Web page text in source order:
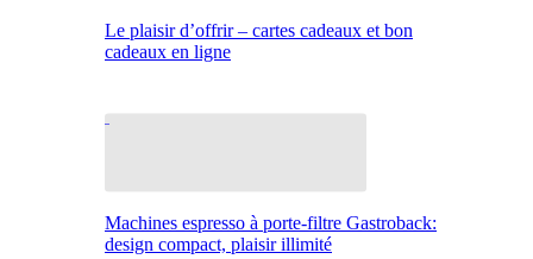
Le plaisir d’offrir – cartes cadeaux et bon
cadeaux en ligne
Machines espresso à porte-filtre Gastroback:
design compact, plaisir illimité